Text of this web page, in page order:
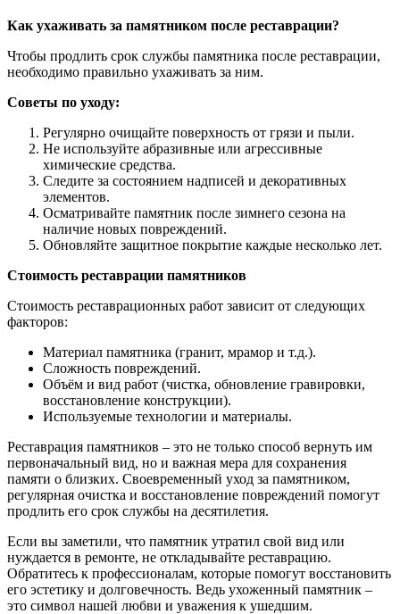
Как ухаживать за памятником после реставрации?
Чтобы продлить срок службы памятника после реставрации,
необходимо правильно ухаживать за ним.
Советы по уходу:
Регулярно очищайте поверхность от грязи и пыли.
Не используйте абразивные или агрессивные
химические средства.
Следите за состоянием надписей и декоративных
элементов.
Осматривайте памятник после зимнего сезона на
наличие новых повреждений.
Обновляйте защитное покрытие каждые несколько лет.
Стоимость реставрации памятников
Стоимость реставрационных работ зависит от следующих
факторов:
Материал памятника (гранит, мрамор и т.д.).
Сложность повреждений.
Объём и вид работ (чистка, обновление гравировки,
восстановление конструкции).
Используемые технологии и материалы.
Реставрация памятников – это не только способ вернуть им
первоначальный вид, но и важная мера для сохранения
памяти о близких. Своевременный уход за памятником,
регулярная очистка и восстановление повреждений помогут
продлить его срок службы на десятилетия.
Если вы заметили, что памятник утратил свой вид или
нуждается в ремонте, не откладывайте реставрацию.
Обратитесь к профессионалам, которые помогут восстановить
его эстетику и долговечность. Ведь ухоженный памятник –
это символ нашей любви и уважения к ушедшим.